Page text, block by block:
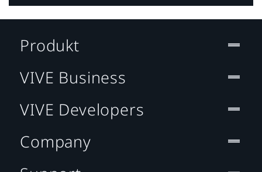
Produkt
VIVE Business
VIVE Developers
Company